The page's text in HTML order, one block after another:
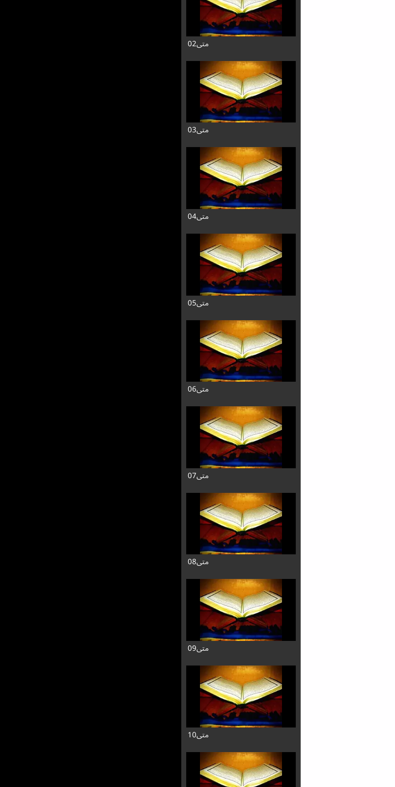
متی02
متی03
متی04
متی05
متی06
متی07
متی08
متی09
متی10